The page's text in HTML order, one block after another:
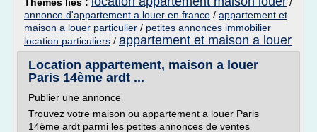
annonce d'appartement a louer en france / appartement et
maison a louer particulier / petites annonces immobilier
location particuliers / appartement et maison a louer
Location appartement, maison a louer
Paris 14ème ardt ...
Publier une annonce
Trouvez votre maison ou appartement a louer Paris
14ème ardt parmi les petites annonces de ventes